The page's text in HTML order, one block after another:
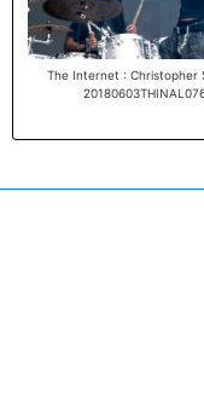
The Internet : Christopher